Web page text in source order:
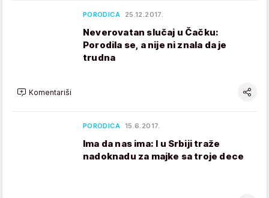
PORODICA 25.12.2017.
Neverovatan slučaj u Čačku:
Porodila se, a nije ni znala da je
trudna
Komentariši
PORODICA 15.6.2017.
Ima da nas ima: I u Srbiji traže
nadoknadu za majke sa troje dece